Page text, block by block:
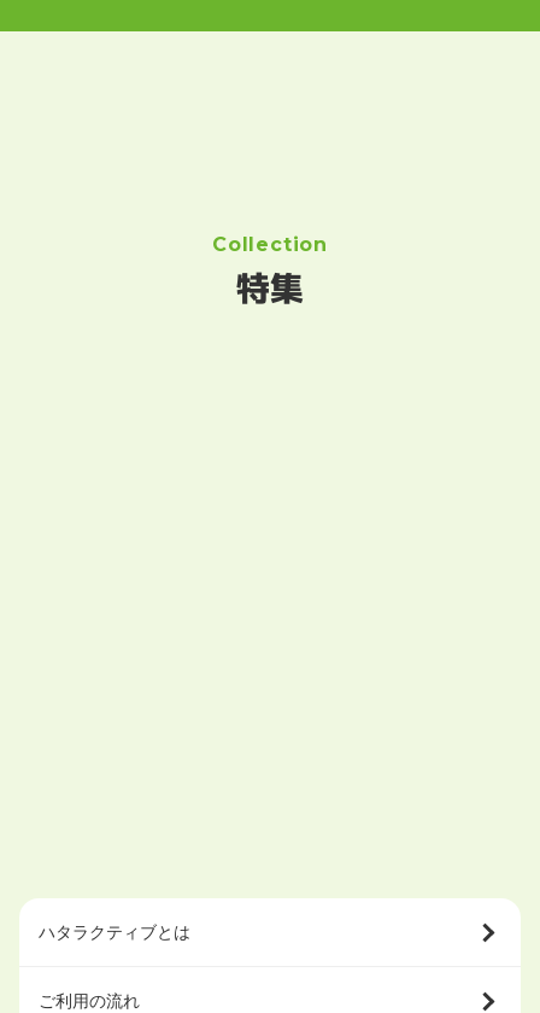
Collection
特集
ハタラクティブとは
ご利用の流れ